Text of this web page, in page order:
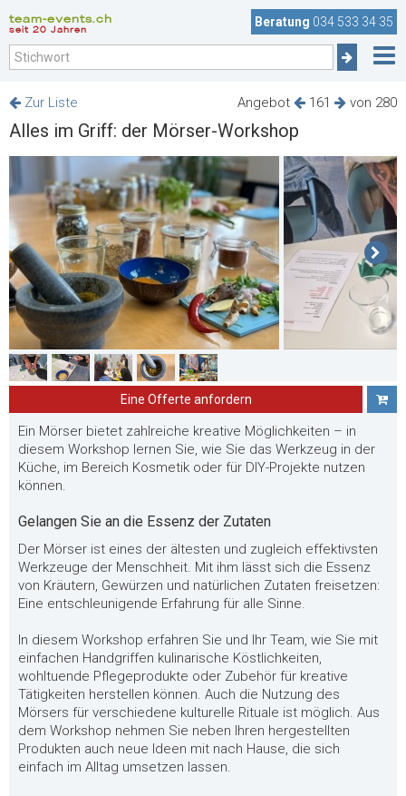
team-events.ch
seit 20 Jahren
Beratung 034 533 34 35
Angebot 161 von 280
Zur Liste
Alles im Griff: der Mörser-Workshop
Eine Offerte anfordern
Ein Mörser bietet zahlreiche kreative Möglichkeiten – in
diesem Workshop lernen Sie, wie Sie das Werkzeug in der
Küche, im Bereich Kosmetik oder für DIY-Projekte nutzen
können.
Gelangen Sie an die Essenz der Zutaten
Der Mörser ist eines der ältesten und zugleich effektivsten
Werkzeuge der Menschheit. Mit ihm lässt sich die Essenz
von Kräutern, Gewürzen und natürlichen Zutaten freisetzen:
Eine entschleunigende Erfahrung für alle Sinne.
In diesem Workshop erfahren Sie und Ihr Team, wie Sie mit
einfachen Handgriffen kulinarische Köstlichkeiten,
wohltuende Pflegeprodukte oder Zubehör für kreative
Tätigkeiten herstellen können. Auch die Nutzung des
Mörsers für verschiedene kulturelle Rituale ist möglich. Aus
dem Workshop nehmen Sie neben Ihren hergestellten
Produkten auch neue Ideen mit nach Hause, die sich
einfach im Alltag umsetzen lassen.